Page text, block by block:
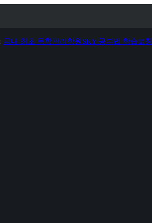
국내 최초 독학관리학원 SKY 공부법 학습코칭